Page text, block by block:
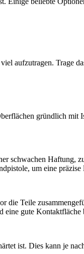
aufzutragen. Trage
gründlich mit
schwachen Haftung,
um eine
die Teile
eine gute Kontaktfläche
ist. Dies kann je